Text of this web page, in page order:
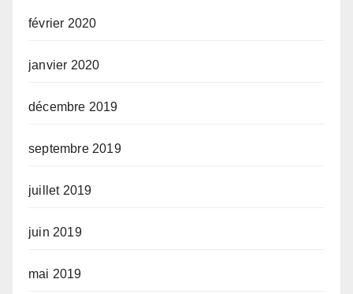
février 2020
janvier 2020
décembre 2019
septembre 2019
juillet 2019
juin 2019
mai 2019